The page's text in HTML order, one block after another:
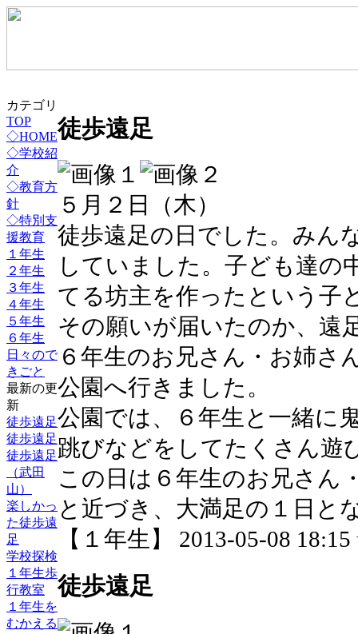
カテゴリ
TOP
◇HOME
◇学校紹
介
◇教育方
針
◇特別支
援教育
１年生
２年生
３年生
４年生
５年生
６年生
日々ので
きごと
最新の更
新
徒歩遠足
徒歩遠足
徒歩遠足
（武田
山）
楽しかっ
た徒歩遠
足
学校探検
１年生歩
行教室
１年生を
むかえる
徒歩遠足
５月２日（木）
徒歩遠足の日でした。みん
していました。子ども達の
てる坊主を作ったという子
その願いが届いたのか、遠
６年生のお兄さん・お姉さ
公園へ行きました。
公園では、６年生と一緒に
跳びなどをしてたくさん遊
この日は６年生のお兄さん
と近づき、大満足の１日と
【１年生】 2013-05-08 18:15
徒歩遠足